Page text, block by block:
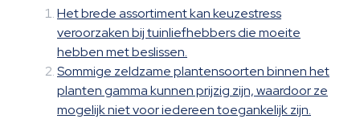
Het brede assortiment kan keuzestress
veroorzaken bij tuinliefhebbers die moeite
hebben met beslissen.
Sommige zeldzame plantensoorten binnen het
planten gamma kunnen prijzig zijn, waardoor ze
mogelijk niet voor iedereen toegankelijk zijn.